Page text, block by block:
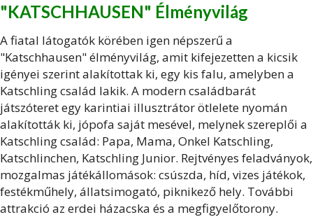
"KATSCHHAUSEN" Élményvilág
A fiatal látogatók körében igen népszerű a
"Katschhausen" élményvilág, amit kifejezetten a kicsik
igényei szerint alakítottak ki, egy kis falu, amelyben a
Katschling család lakik. A modern családbarát
játszóteret egy karintiai illusztrátor ötlelete nyomán
alakították ki, jópofa saját mesével, melynek szereplői a
Katschling család: Papa, Mama, Onkel Katschling,
Katschlinchen, Katschling Junior. Rejtvényes feladványok,
mozgalmas játékállomások: csúszda, híd, vizes játékok,
festékműhely, állatsimogató, piknikező hely. További
attrakció az erdei házacska és a megfigyelőtorony.